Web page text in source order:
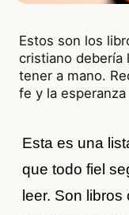
Estos son los
cristiano debería
tener a mano.
fe y la esperanza
Esta es una
que todo fiel
leer. Son